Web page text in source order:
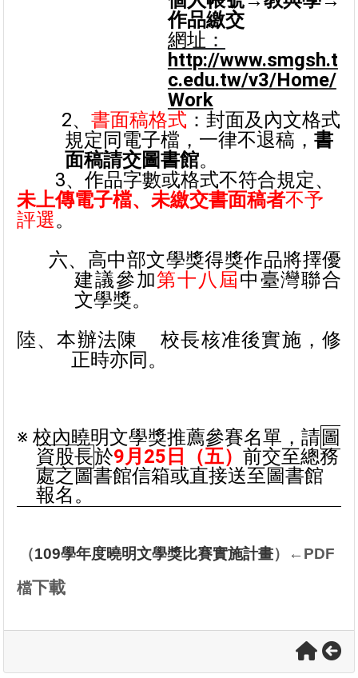
作品繳交
網址：
http://www.smgsh.t
c.edu.tw/v3/Home/
Work
2、 書面稿格式 ：封面及內文格式
規定同電子檔，一律不退稿， 書
面稿請交圖書館。
3、作品字數或格式不符合規定、
未上傳電子檔、未繳交書面稿者不予
評選。
六、高中部文學獎得獎作品將擇優
建議參加第十八屆中臺灣聯合
文學獎。
陸、本辦法陳
校長核准後實施，修
正時亦同。
※ 校內曉明文學獎推薦參賽名單，請圖
資股長於9月25日（五）前交至總務
處之圖書館信箱或直接送至圖書館
報名。
（109學年度曉明文學獎比賽實施計畫） ←PDF
檔下載